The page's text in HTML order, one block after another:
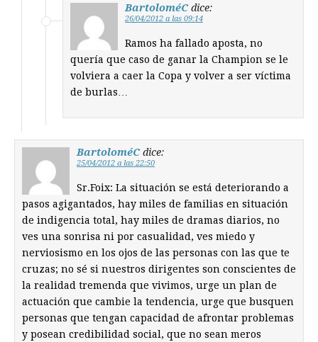
BartoloméC dice:
26/04/2012 a las 09:14
Ramos ha fallado aposta, no
quería que caso de ganar la Champion se le
volviera a caer la Copa y volver a ser víctima
de burlas…
BartoloméC dice:
25/04/2012 a las 22:50
Sr.Foix: La situación se está deteriorando a
pasos agigantados, hay miles de familias en situación
de indigencia total, hay miles de dramas diarios, no
ves una sonrisa ni por casualidad, ves miedo y
nerviosismo en los ojos de las personas con las que te
cruzas; no sé si nuestros dirigentes son conscientes de
la realidad tremenda que vivimos, urge un plan de
actuación que cambie la tendencia, urge que busquen
personas que tengan capacidad de afrontar problemas
y posean credibilidad social, que no sean meros